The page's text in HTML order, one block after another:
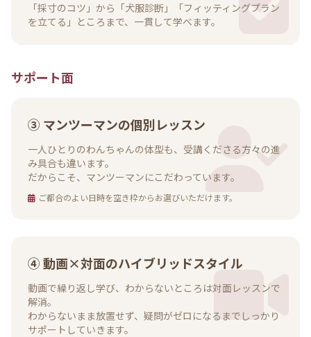
「採寸のコツ」から「犬服診断」「フィッティングプラン
を立てる」ところまで、一貫して学べます。
サポート面
③ マンツーマンの個別レッスン
一人ひとりのわんちゃんの体型も、受講くださる方々の進
み具合も違います。
だからこそ、マンツーマンにこだわっています。
ご都合のよい日時を空き枠からお選びいただけます。
④ 動画×対面のハイブリッドスタイル
動画で繰り返し学び、わからないところは対面レッスンで
解消。
わからないまま放置せず、疑問がゼロになるまでしっかり
サポートしていきます。